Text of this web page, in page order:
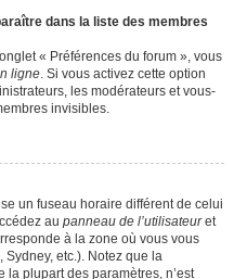
dans la liste des membres
« Préférences du forum », vous
ligne. Si vous activez cette option
les modérateurs et vous-
invisibles.
un fuseau horaire différent de celui
au panneau de l’utilisateuret
à la zone où vous vous
Sydney, etc.). Notez que la
plupart des paramètres, n’est